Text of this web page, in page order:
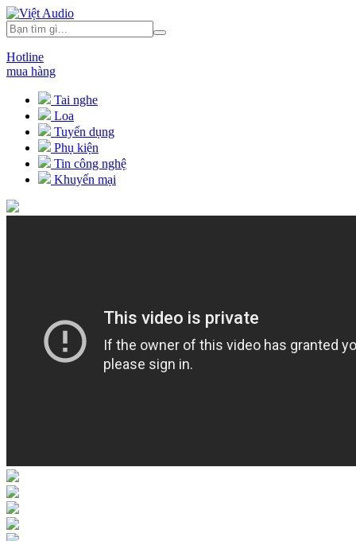
Hotline
mua hàng
Tai nghe
Loa
Tuyển dụng
Phụ kiện
Tin công nghệ
Khuyến mại